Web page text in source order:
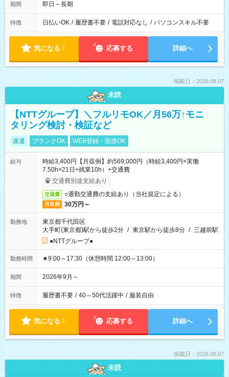
期間 即日～長期
特徴 日払いOK / 履歴書不要 / 電話対応なし / パソコンスキル不要
気になる！ 応募する 詳細へ
掲載日：2026.08.07
未読
【NTTグループ】＼フルリモOK／月56万↑モニ
タリング検討・検証など
派遣 ブランクOK WEB登録・面接OK
給与
時給3,400円【月収例】約569,000円（時給3,400円×実働
7.50h×21日+残業10h）+交通費
交通費別途支給あり
交通費 ○通勤交通費の支給あり（当社規定による）
月収例 30万円～
勤務地
東京都千代田区
大手町(東京都)駅から徒歩2分 / 東京駅から徒歩8分 / 三越前駅
●NTTグループ●
勤務時間 ★9:00～17:30（休憩時間 12:00～13:00）
期間 2026年9月～
特徴 履歴書不要 / 40～50代活躍中 / 服装自由
気になる！ 応募する 詳細へ
掲載日：2026.08.07
未読